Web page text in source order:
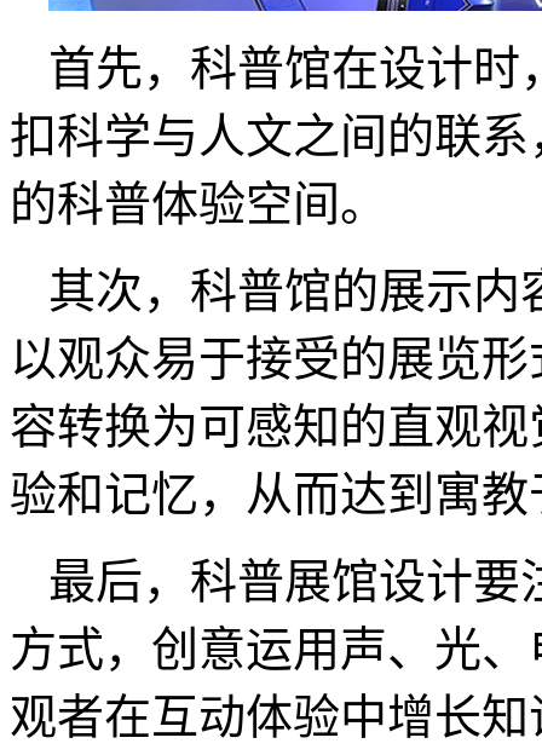
首先，科普馆在设计
扣科学与人文之间的联
的科普体验空间。
其次，科普馆的展示
以观众易于接受的展览
容转换为可感知的直观
验和记忆，从而达到寓
最后，科普展馆设计
方式，创意运用声、光
观者在互动体验中增长